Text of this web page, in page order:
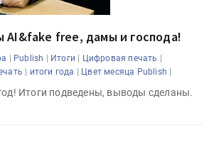
AI&fake free, дамы и господа!
| Publish | Итоги | Цифровая печать |
| итоги года | Цвет месяца Publish |
Итоги подведены, выводы сделаны.